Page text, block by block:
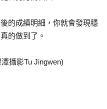
的成績明細，你就會發現穩
的做到了。
攝影Tu Jingwen)